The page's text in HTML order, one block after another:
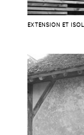
EXTENSION ET